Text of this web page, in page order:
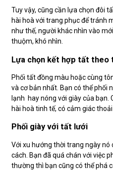
Tuy vậy, cũng cần lựa chọn đôi
hài hoà với trang phục để tránh
như thế, người khác nhìn vào
thuộm, khó nhìn.
Lựa chọn kết hợp tất theo
Phối tất đồng màu hoặc cùng
và cơ bản nhất. Bạn có thể phối
lạnh hay nóng với giày của bạn.
hài hoà tinh tế, có cảm giác
Phối giày với tất lưới
Với xu hướng thời trang ngày nó
cách. Bạn đã quá chán với việc
thường thì bạn cũng có thể phá